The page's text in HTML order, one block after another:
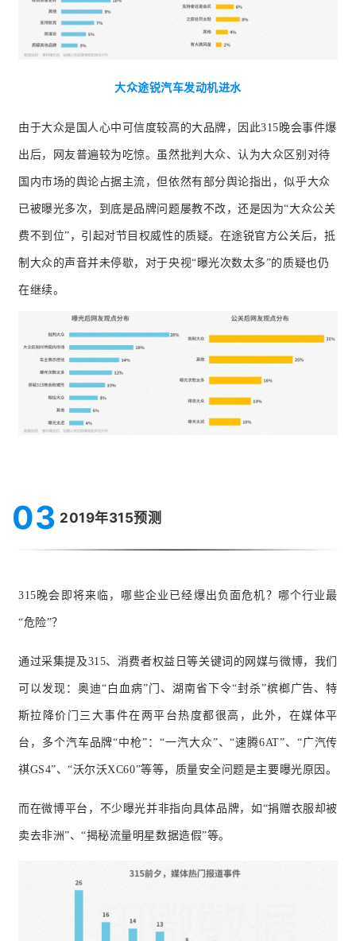
大众途锐汽车发动机进水
由于大众是国人心中可信度较高的大品牌，因此315 晚会事件爆
出后，网友普遍较为吃惊。虽然批判大众、认为大众区别对待
国内市场的舆论占据主流，但依然有部分舆论指出，似乎大众
已被曝光多次，到底是品牌问题屡教不改，还是因为“大众公关
费不到位”，引起对节目权威性的质疑。在途锐官方公关后，抵
制大众的声音并未停歇，对于央视“曝光次数太多”的质疑也仍
在继续。
03 2019年315预测
315晚会即将来临，哪些企业已经爆出负面危机？哪个行业最
“危险”？
通过采集提及315、消费者权益日等关键词的网媒与微博，我们
可以发现：奥迪“白血病”门、湖南省下令“封杀”槟榔广告、特
斯拉降价门三大事件在两平台热度都很高，此外，在媒体平
台，多个汽车品牌“中枪”：“一汽大众”、“速腾6AT”、“广汽传
祺GS4”、“沃尔沃XC60”等等，质量安全问题是主要曝光原因。
而在微博平台，不少曝光并非指向具体品牌，如“捐赠衣服却被
卖去非洲”、“揭秘流量明星数据造假”等。